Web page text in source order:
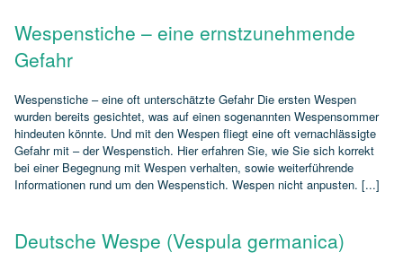
Wespenstiche – eine ernstzunehmende
Gefahr
Wespenstiche – eine oft unterschätzte Gefahr Die ersten Wespen
wurden bereits gesichtet, was auf einen sogenannten Wespensommer
hindeuten könnte. Und mit den Wespen fliegt eine oft vernachlässigte
Gefahr mit – der Wespenstich. Hier erfahren Sie, wie Sie sich korrekt
bei einer Begegnung mit Wespen verhalten, sowie weiterführende
Informationen rund um den Wespenstich. Wespen nicht anpusten. [...]
Deutsche Wespe (Vespula germanica)